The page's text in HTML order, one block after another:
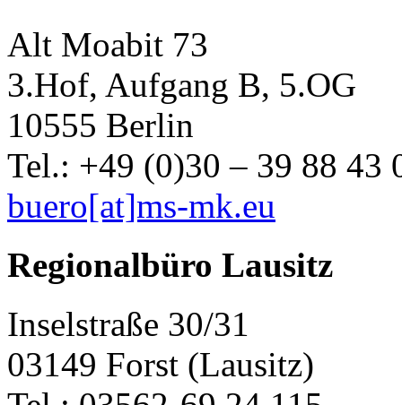
Alt Moabit 73
3.Hof, Aufgang B, 5.OG
10555 Berlin
Tel.: +49 (0)30 – 39 88 43
buero[at]ms-mk.eu
Regionalbüro Lausitz
Inselstraße 30/31
03149 Forst (Lausitz)